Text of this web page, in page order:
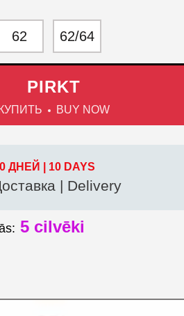
62 62/64
PIRKT
BUY NOW
ДНЕЙ | 10 DAYS
| Delivery
5 cilvēki